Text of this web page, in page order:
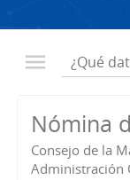
Nómina
Consejo de la
Administración